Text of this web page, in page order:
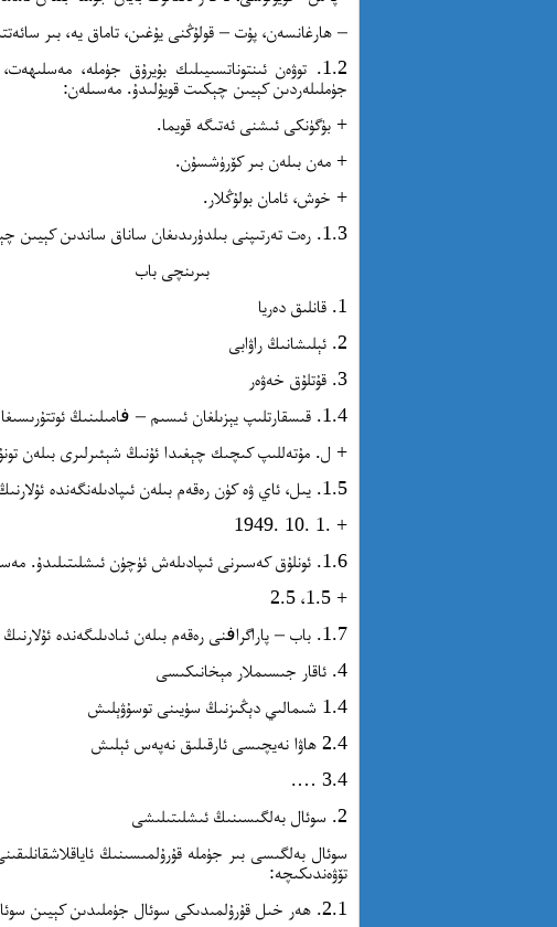
– ھارغانسەن، پۇت – قولۇڭنى يۇغىن، تاماق يە، بىر
1.2. توۋەن ئىنتوناتسىيىلىك بۇيرۇق جۈملە،
جۈملىلەردىن كېيىن چېكىت قويۇلىدۇ. مەسىلەن:
+ بۈگۈنكى ئىشنى ئەتىگە قويما.
+ مەن بىلەن بىر كۆرۈشسۇن.
+ خوش، ئامان بولۇڭلار.
1.3. رەت تەرتىپنى بىلدۈرىدىغان ساناق ساندىن كېيىن چېكىت قويۇلىدۇ. مەسىلەن:
بىرىنچى باب
1. قانلىق دەريا
2. ئېلىشانىڭ راۋابى
3. قۇتلۇق خەۋەر
1.4. قىسقارتلىپ يېزىلغان ئىسىم – ڧامىلىنىڭ ئوتتۇرىسىغا چېكىت قويۇلدۇ. مەسىلەن:
+ ل. مۇتەللىپ كىچىك چېغىدا ئۇنىڭ شېئىرلىرى بىلەن
1.5. يىل، ئاي ۋە كۈن رەقەم بىلەن ئىپادىلەنگەندە ئۇلارنىڭ ئارىسىغا چېكىت قويۇلىدۇ. مەسىلەن:
+ .1 .10 .1949
1.6. ئونلۇق كەسىرنى ئىپادىلەش ئۈچۈن ئىشلىتىلىدۇ. مەسىلەن:
+ 1.5، 2.5
1.7. باب – پاراگراڧنى رەقەم بىلەن ئىادىلىگەندە ئۇلارنىڭ ئارىسىغا چېكىت قويۇلىدۇ. مەسىلەن:
4. ئاقار جىسىملار مېخانىكىسى
1.4 شىمالىي دېڭىزنىڭ سۈيىنى توسۇۋېلىش
2.4 ھاۋا نەيچىسى ئارقىلىق نەپەس ئېلىش
3.4 ….
2. سوئال بەلگىسىنىڭ ئىشلىتىلىشى
سوئال بەلگىسى بىر جۈملە قۇرۇلمىسىنىڭ
تۆۋەندىكىچە:
2.1. ھەر خىل قۇرۇلمىدىكى سوئال جۈملىدىن كېيىن سوئال بەلگىسى قويۇلىدۇ. مەسىلەن: